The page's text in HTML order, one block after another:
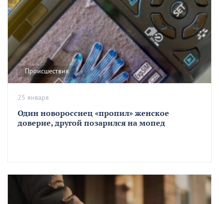
Происшествия
Один новороссиец «пропил» женское
доверие, другой позарился на мопед
25 января